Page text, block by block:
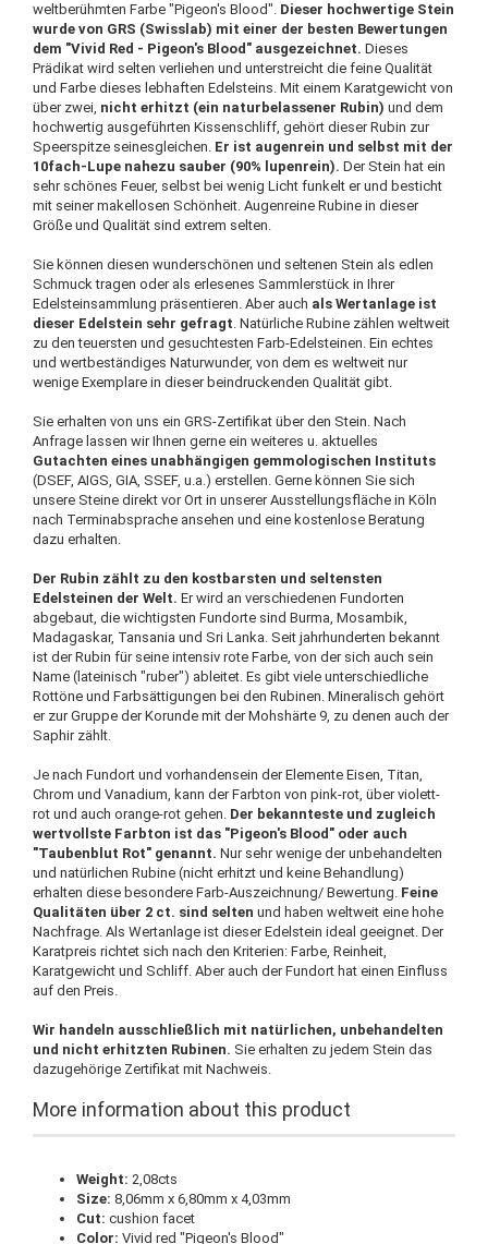
weltberühmten Farbe "Pigeon's Blood". Dieser hochwertige Stein
wurde von GRS (Swisslab) mit einer der besten Bewertungen
dem "Vivid Red - Pigeon's Blood" ausgezeichnet. Dieses
Prädikat wird selten verliehen und unterstreicht die feine Qualität
und Farbe dieses lebhaften Edelsteins. Mit einem Karatgewicht von
über zwei, nicht erhitzt (ein naturbelassener Rubin) und dem
hochwertig ausgeführten Kissenschliff, gehört dieser Rubin zur
Speerspitze seinesgleichen. Er ist augenrein und selbst mit der
10fach-Lupe nahezu sauber (90% lupenrein). Der Stein hat ein
sehr schönes Feuer, selbst bei wenig Licht funkelt er und besticht
mit seiner makellosen Schönheit. Augenreine Rubine in dieser
Größe und Qualität sind extrem selten.
Sie können diesen wunderschönen und seltenen Stein als edlen
Schmuck tragen oder als erlesenes Sammlerstück in Ihrer
Edelsteinsammlung präsentieren. Aber auch als Wertanlage ist
dieser Edelstein sehr gefragt. Natürliche Rubine zählen weltweit
zu den teuersten und gesuchtesten Farb-Edelsteinen. Ein echtes
und wertbeständiges Naturwunder, von dem es weltweit nur
wenige Exemplare in dieser beindruckenden Qualität gibt.
Sie erhalten von uns ein GRS-Zertifikat über den Stein. Nach
Anfrage lassen wir Ihnen gerne ein weiteres u. aktuelles
Gutachten eines unabhängigen gemmologischen Instituts
(DSEF, AIGS, GIA, SSEF, u.a.) erstellen. Gerne können Sie sich
unsere Steine direkt vor Ort in unserer Ausstellungsfläche in Köln
nach Terminabsprache ansehen und eine kostenlose Beratung
dazu erhalten.
Der Rubin zählt zu den kostbarsten und seltensten
Edelsteinen der Welt. Er wird an verschiedenen Fundorten
abgebaut, die wichtigsten Fundorte sind Burma, Mosambik,
Madagaskar, Tansania und Sri Lanka. Seit jahrhunderten bekannt
ist der Rubin für seine intensiv rote Farbe, von der sich auch sein
Name (lateinisch "ruber") ableitet. Es gibt viele unterschiedliche
Rottöne und Farbsättigungen bei den Rubinen. Mineralisch gehört
er zur Gruppe der Korunde mit der Mohshärte 9, zu denen auch der
Saphir zählt.
Je nach Fundort und vorhandensein der Elemente Eisen, Titan,
Chrom und Vanadium, kann der Farbton von pink-rot, über violett-
rot und auch orange-rot gehen. Der bekannteste und zugleich
wertvollste Farbton ist das "Pigeon's Blood" oder auch
"Taubenblut Rot" genannt. Nur sehr wenige der unbehandelten
und natürlichen Rubine (nicht erhitzt und keine Behandlung)
erhalten diese besondere Farb-Auszeichnung/ Bewertung. Feine
Qualitäten über 2 ct. sind selten und haben weltweit eine hohe
Nachfrage. Als Wertanlage ist dieser Edelstein ideal geeignet. Der
Karatpreis richtet sich nach den Kriterien: Farbe, Reinheit,
Karatgewicht und Schliff. Aber auch der Fundort hat einen Einfluss
auf den Preis.
Wir handeln ausschließlich mit natürlichen, unbehandelten
und nicht erhitzten Rubinen. Sie erhalten zu jedem Stein das
dazugehörige Zertifikat mit Nachweis.
More information about this product
Weight: 2,08cts
Size: 8,06mm x 6,80mm x 4,03mm
Cut: cushion facet
Color: Vivid red "Pigeon's Blood"